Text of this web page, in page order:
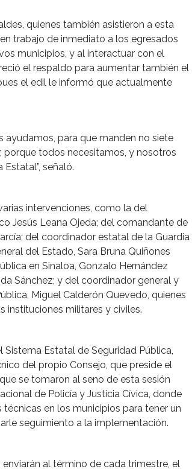
quienes también asistieron a esta
trabajo de inmediato a los egresados
municipios, y al interactuar con el
el respaldo para aumentar también el
el edil le informó que actualmente
ayudamos, para que manden no siete
porque todos necesitamos, y nosotros
señaló.
intervenciones, como la del
Jesús Leana Ojeda; del comandante de
del coordinador estatal de la Guardia
del Estado, Sara Bruna Quiñones
en Sinaloa, Gonzalo Hernández
Sánchez; y del coordinador general y
Miguel Calderón Quevedo, quienes
instituciones militares y civiles.
Estatal de Seguridad Pública,
del propio Consejo, que preside el
se tomaron al seno de esta sesión
de Policía y Justicia Cívica, donde
en los municipios para tener un
seguimiento a la implementación.
al término de cada trimestre, el